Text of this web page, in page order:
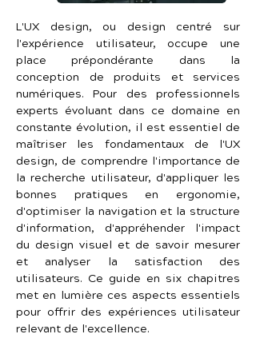
L'UX design, ou design centré sur
l'expérience utilisateur, occupe une
place prépondérante dans la
conception de produits et services
numériques. Pour des professionnels
experts évoluant dans ce domaine en
constante évolution, il est essentiel de
maîtriser les fondamentaux de l'UX
design, de comprendre l'importance de
la recherche utilisateur, d'appliquer les
bonnes pratiques en ergonomie,
d'optimiser la navigation et la structure
d'information, d'appréhender l'impact
du design visuel et de savoir mesurer
et analyser la satisfaction des
utilisateurs. Ce guide en six chapitres
met en lumière ces aspects essentiels
pour offrir des expériences utilisateur
relevant de l'excellence.